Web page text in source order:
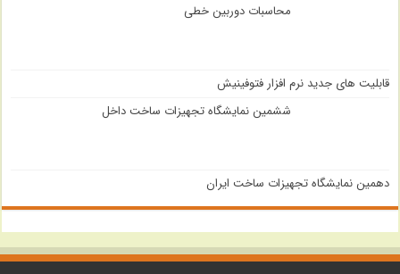
محاسبات دوربین خطی
قابلیت های جدید نرم افزار فتوفینیش
ششمین نمایشگاه تجهیزات ساخت داخل
دهمین نمایشگاه تجهیزات ساخت ایران